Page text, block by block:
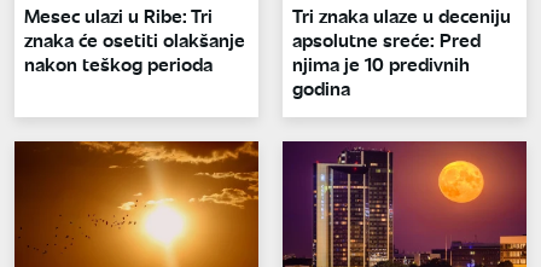
Mesec ulazi u Ribe: Tri
znaka će osetiti olakšanje
nakon teškog perioda
Tri znaka ulaze u deceniju
apsolutne sreće: Pred
njima je 10 predivnih
godina